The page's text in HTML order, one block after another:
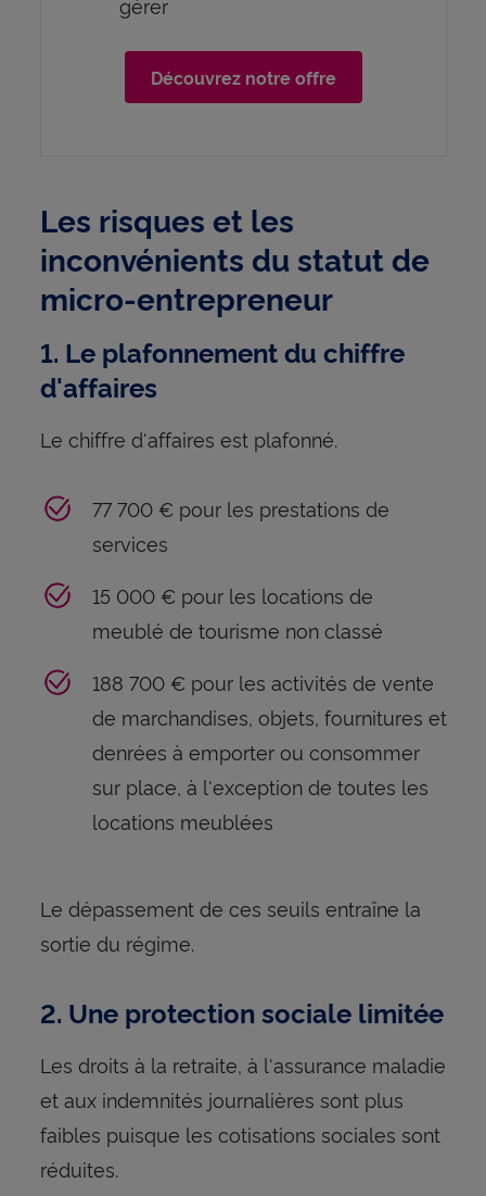
Découvrez notre offre
Les risques et les
inconvénients du statut de
micro-entrepreneur
1. Le plafonnement du chiffre
d'affaires
Le chiffre d'affaires est plafonné.
77 700 € pour les prestations de
services
15 000 € pour les locations de
meublé de tourisme non classé
188 700 € pour les activités de vente
de marchandises, objets, fournitures et
denrées à emporter ou consommer
sur place, à l'exception de toutes les
locations meublées
Le dépassement de ces seuils entraîne la
sortie du régime.
2. Une protection sociale limitée
Les droits à la retraite, à l'assurance maladie
et aux indemnités journalières sont plus
faibles puisque les cotisations sociales sont
réduites.